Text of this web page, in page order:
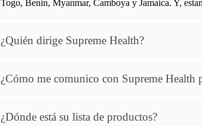
Togo, Benin, Myanmar, Camboya y Jamaica. Y,
¿Quién dirige Supreme Health?
¿Cómo me comunico con Supreme Health
¿Dónde está su lista de productos?